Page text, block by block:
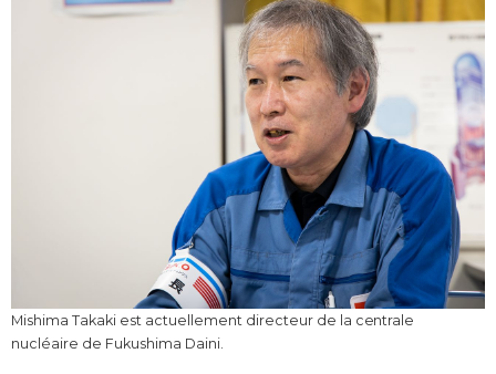
Mishima Takaki est actuellement directeur de la centrale
nucléaire de Fukushima Daini.